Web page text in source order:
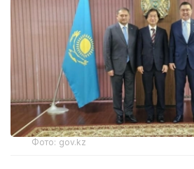
Фото: gov.kz